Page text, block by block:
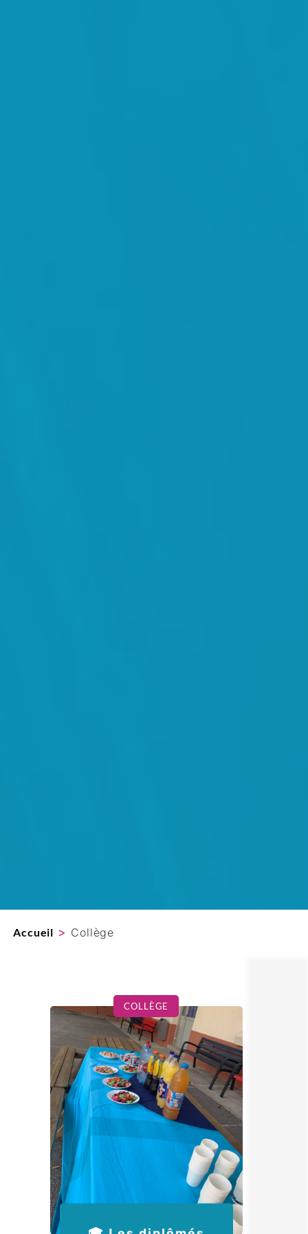
Accueil > Collège
COLLÈGE